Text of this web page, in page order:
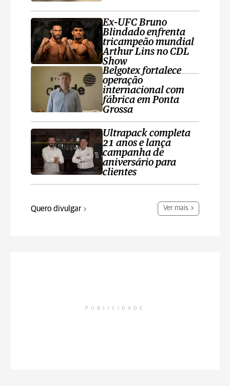
Ex-UFC Bruno
Blindado enfrenta
tricampeão mundial
Arthur Lins no CDL
Show
Belgotex fortalece
operação
internacional com
fábrica em Ponta
Grossa
Ultrapack completa
21 anos e lança
campanha de
aniversário para
clientes
Quero divulgar Ver mais
PUBLICIDADE